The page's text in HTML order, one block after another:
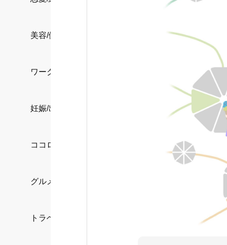
美容/健康
ワークスタイル
妊娠/出産/家族
ココロ/カラダ
グルメ
トラベル